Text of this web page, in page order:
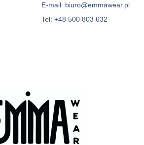
E-mail: biuro@emmawear.pl
Tel: +48 500 803 632